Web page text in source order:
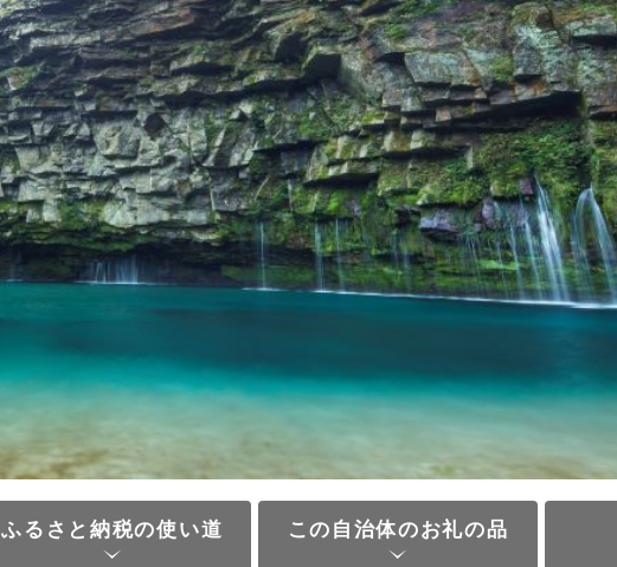
ふるさと納税の使い道 この自治体のお礼の品